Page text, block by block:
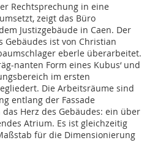
Rechtsprechung in eine
zeigt das Büro
Justizgebäude in Caen. Der
ist von Christian
eberle überarbeitet.
nanten Form eines Kubus‘ und
im ersten
Die Arbeitsräume sind
entlang der Fassade
Herz des Gebäudes: ein über
Atrium. Es ist gleichzeitig
für die Dimensionierung